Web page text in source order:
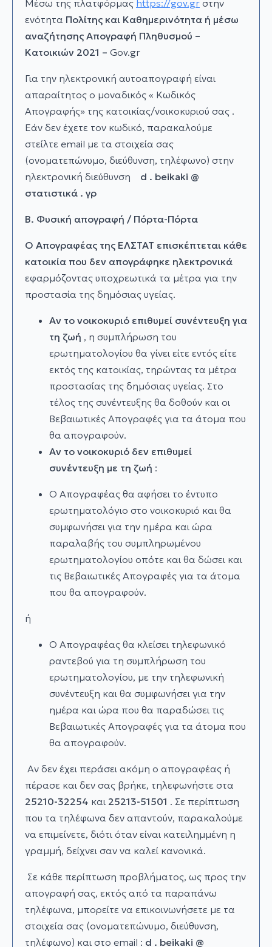
Μέσω της πλατφόρμας https://gov.gr στην
ενότητα Πολίτης και Καθημερινότητα ή μέσω
αναζήτησης Απογραφή Πληθυσμού –
Κατοικιών 2021 – Gov.gr
Για την ηλεκτρονική αυτοαπογραφή είναι
απαραίτητος ο μοναδικός « Κωδικός
Απογραφής» της κατοικίας/νοικοκυριού σας .
Εάν δεν έχετε τον κωδικό, παρακαλούμε
στείλτε email με τα στοιχεία σας
(ονοματεπώνυμο, διεύθυνση, τηλέφωνο) στην
ηλεκτρονική διεύθυνση d . beikaki @
στατιστικά . γρ
B. Φυσική απογραφή / Πόρτα-Πόρτα
Ο Απογραφέας της ΕΛΣΤΑΤ επισκέπτεται κάθε
κατοικία που δεν απογράφηκε ηλεκτρονικά
εφαρμόζοντας υποχρεωτικά τα μέτρα για την
προστασία της δημόσιας υγείας.
Αν το νοικοκυριό επιθυμεί συνέντευξη για
τη ζωή , η συμπλήρωση του
ερωτηματολογίου θα γίνει είτε εντός είτε
εκτός της κατοικίας, τηρώντας τα μέτρα
προστασίας της δημόσιας υγείας. Στο
τέλος της συνέντευξης θα δοθούν και οι
Βεβαιωτικές Απογραφές για τα άτομα που
θα απογραφούν.
Αν το νοικοκυριό δεν επιθυμεί
συνέντευξη με τη ζωή :
Ο Απογραφέας θα αφήσει το έντυπο
ερωτηματολόγιο στο νοικοκυριό και θα
συμφωνήσει για την ημέρα και ώρα
παραλαβής του συμπληρωμένου
ερωτηματολογίου οπότε και θα δώσει και
τις Βεβαιωτικές Απογραφές για τα άτομα
που θα απογραφούν.
ή
Ο Απογραφέας θα κλείσει τηλεφωνικό
ραντεβού για τη συμπλήρωση του
ερωτηματολογίου, με την τηλεφωνική
συνέντευξη και θα συμφωνήσει για την
ημέρα και ώρα που θα παραδώσει τις
Βεβαιωτικές Απογραφές για τα άτομα που
θα απογραφούν.
Αν δεν έχει περάσει ακόμη ο απογραφέας ή
πέρασε και δεν σας βρήκε, τηλεφωνήστε στα
25210-32254 και 25213-51501 . Σε περίπτωση
που τα τηλέφωνα δεν απαντούν, παρακαλούμε
να επιμείνετε, διότι όταν είναι κατειλημμένη η
γραμμή, δείχνει σαν να καλεί κανονικά.
Σε κάθε περίπτωση προβλήματος, ως προς την
απογραφή σας, εκτός από τα παραπάνω
τηλέφωνα, μπορείτε να επικοινωνήσετε με τα
στοιχεία σας (ονοματεπώνυμο, διεύθυνση,
τηλέφωνο) και στο email : d . beikaki @